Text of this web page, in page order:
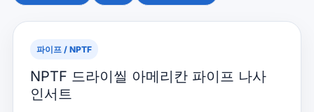
파이프 / NPTF
NPTF 드라이씰 아메리칸 파이프 나사
인서트